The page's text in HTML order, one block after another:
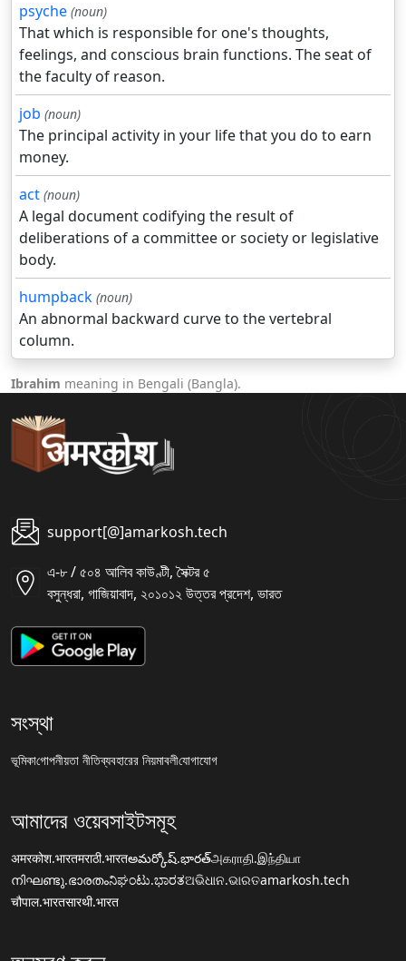
psyche (noun)
That which is responsible for one's thoughts,
feelings, and conscious brain functions. The seat of
the faculty of reason.
job (noun)
The principal activity in your life that you do to earn
money.
act (noun)
A legal document codifying the result of
deliberations of a committee or society or legislative
body.
humpback (noun)
An abnormal backward curve to the vertebral
column.
Ibrahim meaning in Bengali (Bangla).
support[@]amarkosh.tech
এ-৮ / ৫০৪ আলিব কাউণ্টী, সৈক্টর ৫
বসুন্ধরা, গাজিয়াবাদ, ২০১০১২ উত্তর প্রদেশ, ভারত
সংস্থা
ভূমিকাগোপনীয়তা নীতিব্যবহারের নিয়মাবলীযোগাযোগ
আমাদের ওয়েবসাইটসমূহ
अमरकोश.भारतमराठी.भारतఅమర్కోష్.భారత్அகராதி.இந்தியா
നിഘണ്ടു.ഭാരതംನಿಘಂಟು.ಭಾರತଅଭିଧାନ.ଭାରତamarkosh.tech
चौपाल.भारतसारथी.भारत